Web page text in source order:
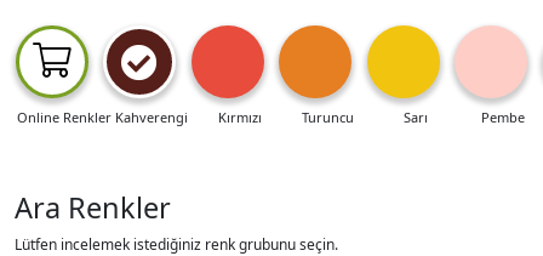
Online Renkler Kahverengi Kırmızı Turuncu Sarı Pembe
Ara Renkler
Lütfen incelemek istediğiniz renk grubunu seçin.